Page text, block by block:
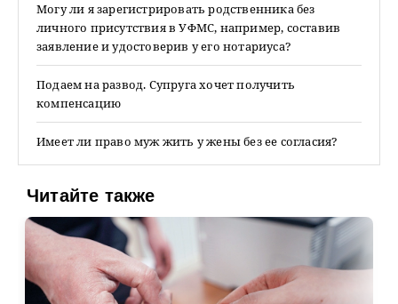
Могу ли я зарегистрировать родственника без
личного присутствия в УФМС, например, составив
заявление и удостоверив у его нотариуса?
Подаем на развод. Супруга хочет получить
компенсацию
Имеет ли право муж жить у жены без ее согласия?
Читайте также